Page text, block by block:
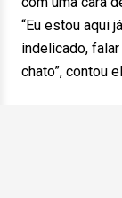
“Eu estou aqui
indelicado,
chato”, contou